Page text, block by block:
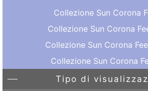
Collezione Sun Corona
Collezione Sun Corona
Collezione Sun Corona
Collezione Sun Corona
Tipo di